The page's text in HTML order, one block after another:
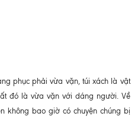
phục phải vừa vặn, túi xách là vật
đó là vừa vặn với dáng người. Về
không bao giờ có chuyện chúng bị